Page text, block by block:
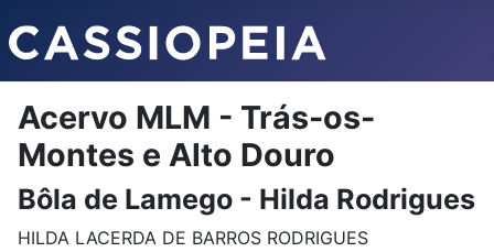
Acervo MLM - Trás-os-
Montes e Alto Douro
Bôla de Lamego - Hilda Rodrigues
HILDA LACERDA DE BARROS RODRIGUES